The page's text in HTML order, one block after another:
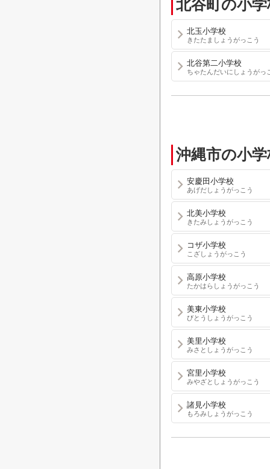
北谷町の小
北玉小学校
きたたましょうがっこう
北谷第二小学校
ちゃたんだいにしょうがっ
沖縄市の小
安慶田小学校
あげだしょうがっこう
北美小学校
きたみしょうがっこう
コザ小学校
こざしょうがっこう
高原小学校
たかはらしょうがっこう
美東小学校
びとうしょうがっこう
美里小学校
みさとしょうがっこう
宮里小学校
みやざとしょうがっこう
諸見小学校
もろみしょうがっこう